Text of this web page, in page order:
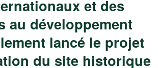
et des
au développement
lancé le projet
du site historique